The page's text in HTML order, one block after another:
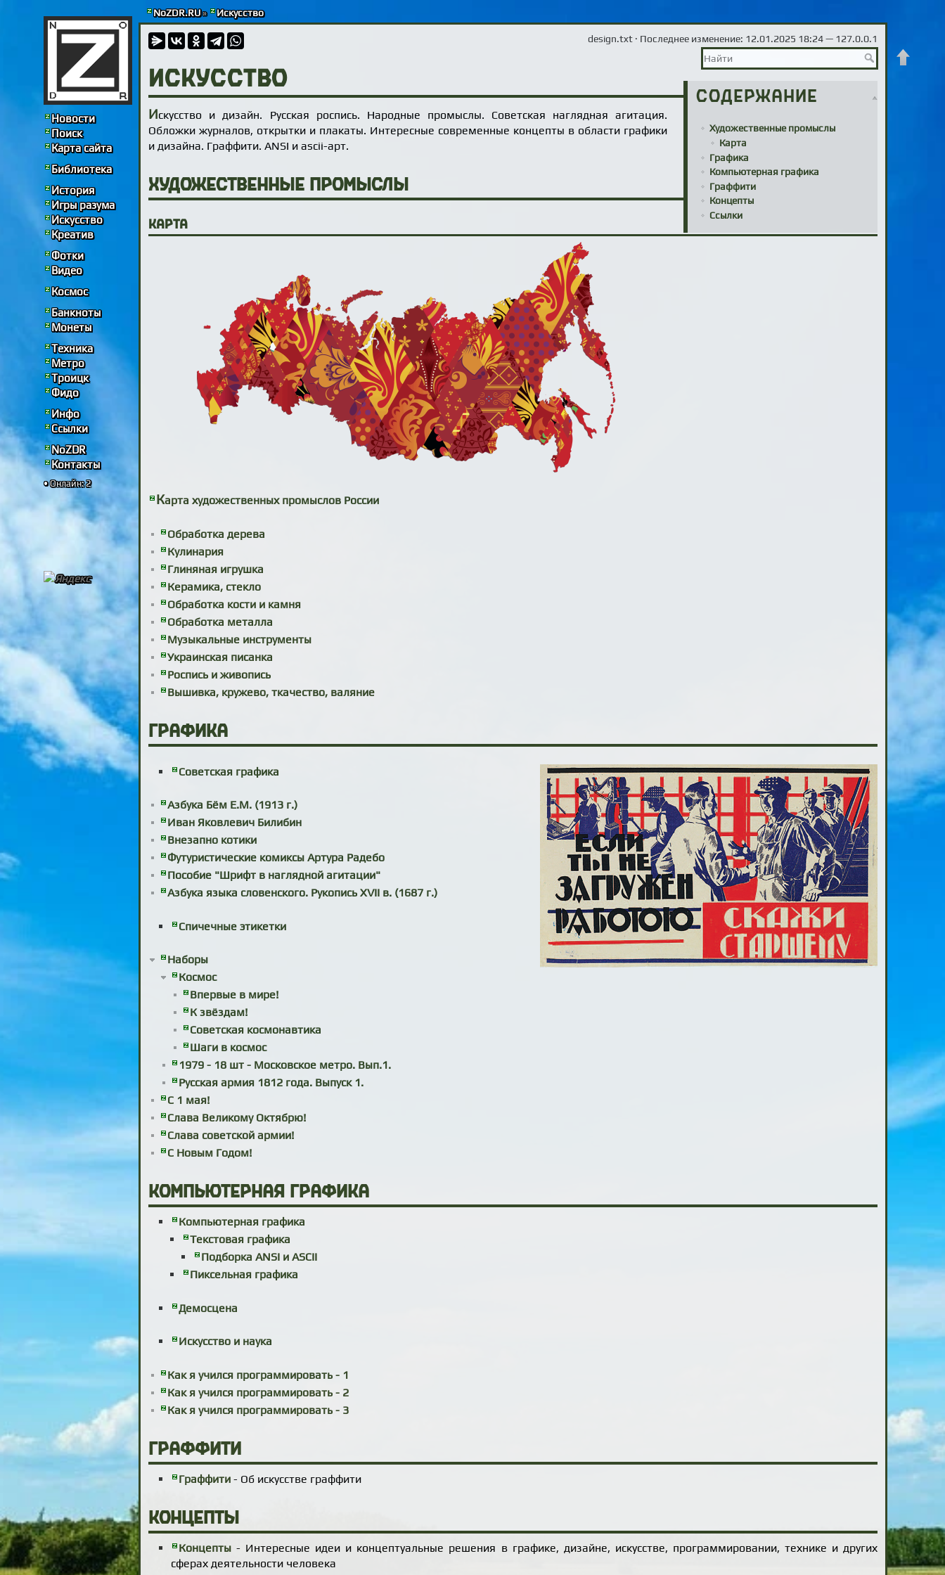
NoZDR.RU» Искусство
Новости
Поиск
Карта сайта
Библиотека
История
Игры разума
Искусство
Креатив
Фотки
Видео
Космос
Банкноты
Монеты
Техника
Метро
Троицк
Фидо
Инфо
Ссылки
NoZDR
Контакты
• Онлайн: 2
design.txt· Последнее изменение: 12.01.2025 18:24 — 127.0.0.1
Содержание
Художественные промыслы
Карта
Графика
Компьютерная графика
Граффити
Концепты
Ссылки
Искусство
Искусство и дизайн. Русская роспись. Народные промыслы. Советская наглядная агитация.
Обложки журналов, открытки и плакаты. Интересные современные концепты в области графики
и дизайна. Граффити. ANSI и ascii-арт.
Художественные промыслы
Карта
Карта художественных промыслов России
Обработка дерева
Кулинария
Глиняная игрушка
Керамика, стекло
Обработка кости и камня
Обработка металла
Музыкальные инструменты
Украинская писанка
Роспись и живопись
Вышивка, кружево, ткачество, валяние
Графика
Советская графика
Азбука Бём Е.М. (1913 г.)
Иван Яковлевич Билибин
Внезапно котики
Футуристические комиксы Артура Радебо
Пособие "Шрифт в наглядной агитации"
Азбука языка словенского. Рукопись XVII в. (1687 г.)
Спичечные этикетки
Наборы
Космос
Впервые в мире!
К звёздам!
Советская космонавтика
Шаги в космос
1979 - 18 шт - Московское метро. Вып.1.
Русская армия 1812 года. Выпуск 1.
С 1 мая!
Слава Великому Октябрю!
Слава советской армии!
С Новым Годом!
Компьютерная графика
Компьютерная графика
Текстовая графика
Подборка ANSI и ASCII
Пиксельная графика
Демосцена
Искусство и наука
Как я учился программировать - 1
Как я учился программировать - 2
Как я учился программировать - 3
Граффити
Граффити - Об искусстве граффити
Концепты
Концепты - Интересные идеи и концептуальные решения в графике, дизайне, искусстве, программировании, технике и других
сферах деятельности человека
Наверх